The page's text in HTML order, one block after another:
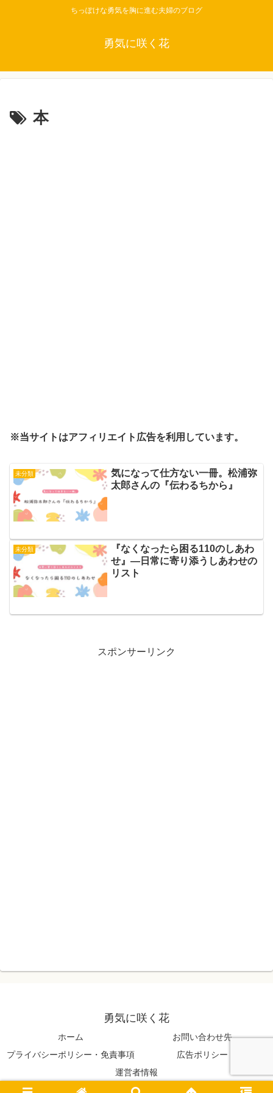
ちっぽけな勇気を胸に進む夫婦のブログ
勇気に咲く花
本
※当サイトはアフィリエイト広告を利用しています。
未分類
気になって仕方ない一冊。松浦弥
太郎さんの『伝わるちから』
未分類
『なくなったら困る110のしあわ
せ』—日常に寄り添うしあわせの
リスト
スポンサーリンク
勇気に咲く花
ホーム
お問い合わせ先
プライバシーポリシー・免責事項
広告ポリシー
運営者情報